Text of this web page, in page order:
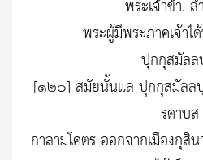
พระเจ้าข้า.
พระผู้มีพระภาคเจ้าไ
ปุกกุสมัล
[๑๒๐] สมัยนั้นแล ปุกกุสมัลล
รดาบส-
กาลามโคตร ออกจากเมืองกุสิน